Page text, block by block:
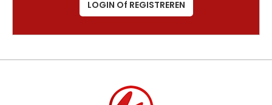
T-Shirts Rokken Broeken
Contact
LOGIN Of REGISTREREN